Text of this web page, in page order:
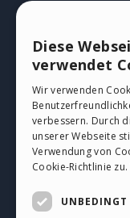
PROFIL
Meine
Meine Lizenz
Download
Webhosting
Diese
verwendet
Wir verwenden
verbessern. Durch
unserer Webseite
Verwendung von
Cookie-Richtlinie zu.
UNBEDINGT